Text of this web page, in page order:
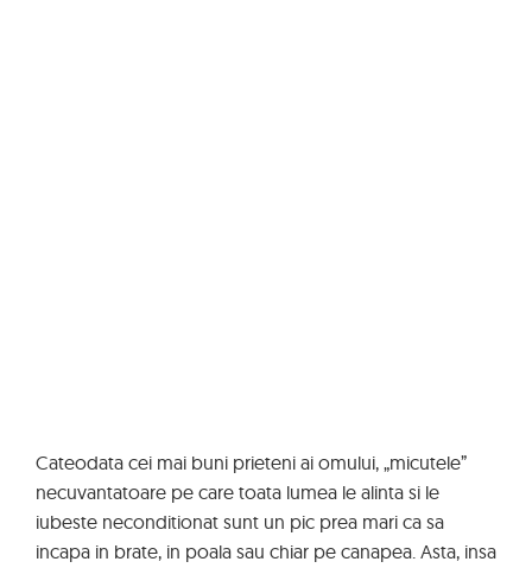
Cateodata cei mai buni prieteni ai omului, „micutele”
necuvantatoare pe care toata lumea le alinta si le
iubeste neconditionat sunt un pic prea mari ca sa
incapa in brate, in poala sau chiar pe canapea. Asta, insa